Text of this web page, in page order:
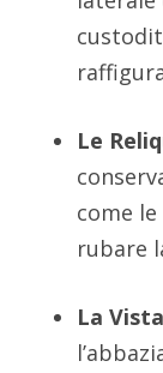
Le
come
rubare
La